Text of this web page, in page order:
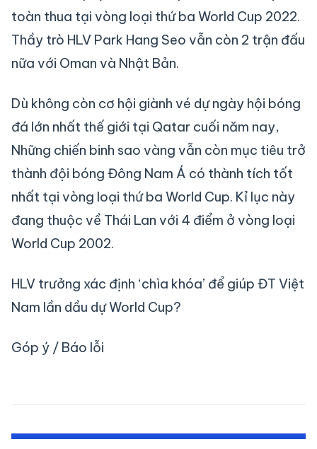
toàn thua tại vòng loại thứ ba World Cup 2022.
Thầy trò HLV Park Hang Seo vẫn còn 2 trận đấu
nữa với Oman và Nhật Bản.
Dù không còn cơ hội giành vé dự ngày hội bóng
đá lớn nhất thế giới tại Qatar cuối năm nay,
Những chiến binh sao vàng vẫn còn mục tiêu trở
thành đội bóng Đông Nam Á có thành tích tốt
nhất tại vòng loại thứ ba World Cup. Kỉ lục này
đang thuộc về Thái Lan với 4 điểm ở vòng loại
World Cup 2002.
HLV trưởng xác định ‘chìa khóa’ để giúp ĐT Việt
Nam lần dầu dự World Cup?
Góp ý / Báo lỗi